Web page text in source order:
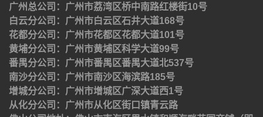
广州总公司：广州市荔湾区桥中南路红楼街10号
白云分公司：广州市白云区石井大道168号
花都分公司：广州市花都区花都大道101号
黄埔分公司：广州市黄埔区科学大道99号
番禺分公司：广州市番禺区番禺大道北537号
南沙分公司：广州市南沙区海滨路185号
增城分公司：广州市增城区广深大道西1号
从化分公司：广州市从化区街口镇青云路